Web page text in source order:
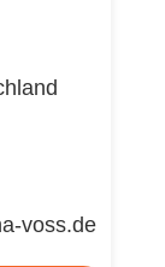
voss.de